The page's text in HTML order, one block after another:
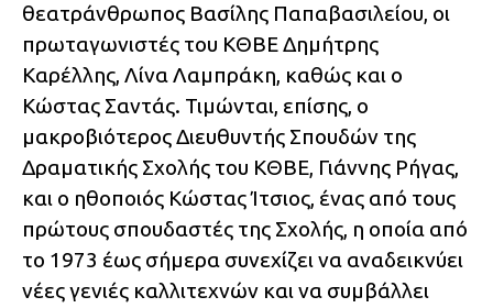
θεατράνθρωπος Βασίλης Παπαβασιλείου, οι
πρωταγωνιστές του ΚΘΒΕ Δημήτρης
Καρέλλης, Λίνα Λαμπράκη, καθώς και ο
Κώστας Σαντάς. Τιμώνται, επίσης, ο
μακροβιότερος Διευθυντής Σπουδών της
Δραματικής Σχολής του ΚΘΒΕ, Γιάννης Ρήγας,
και ο ηθοποιός Κώστας Ίτσιος, ένας από τους
πρώτους σπουδαστές της Σχολής, η οποία από
το 1973 έως σήμερα συνεχίζει να αναδεικνύει
νέες γενιές καλλιτεχνών και να συμβάλλει